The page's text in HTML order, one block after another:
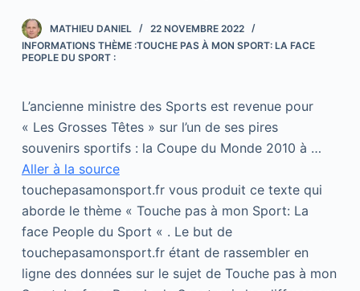
n
u
MATHIEU DANIEL
22 NOVEMBRE 2022
INFORMATIONS THÈME :TOUCHE PAS À MON SPORT: LA FACE
PEOPLE DU SPORT :
L’ancienne ministre des Sports est revenue pour
« Les Grosses Têtes » sur l’un de ses pires
souvenirs sportifs : la Coupe du Monde 2010 à …
Aller à la source
touchepasamonsport.fr vous produit ce texte qui
aborde le thème « Touche pas à mon Sport: La
face People du Sport « . Le but de
touchepasamonsport.fr étant de rassembler en
ligne des données sur le sujet de Touche pas à mon